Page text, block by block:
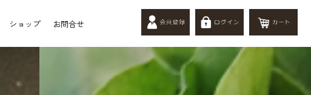
ショップ お問合せ